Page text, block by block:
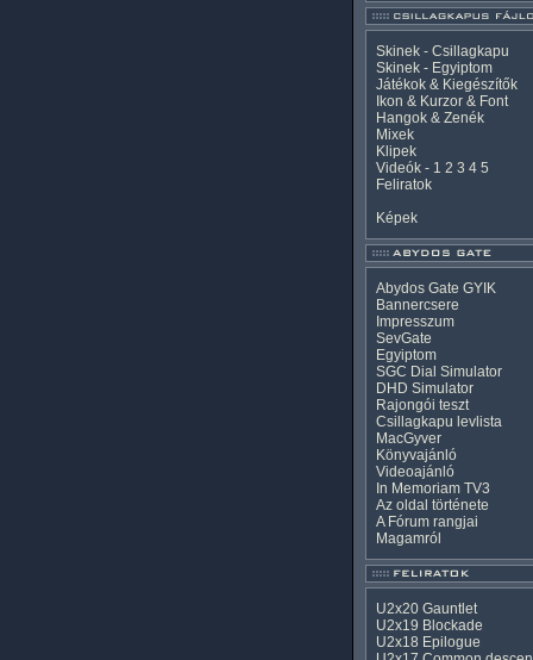
Skinek - Csillagkapu
Skinek - Egyiptom
Játékok & Kiegészítők
Ikon & Kurzor & Font
Hangok & Zenék
Mixek
Klipek
Videók- 1 2 3 4 5
Feliratok
Képek
Abydos Gate GYIK
Bannercsere
Impresszum
SevGate
Egyiptom
SGC Dial Simulator
DHD Simulator
Rajongói teszt
Csillagkapu levlista
MacGyver
Könyvajánló
Videoajánló
In Memoriam TV3
Az oldal története
A Fórum rangjai
Magamról
U2x20 Gauntlet
U2x19 Blockade
U2x18 Epilogue